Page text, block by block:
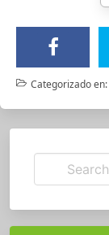
Categorizado en: